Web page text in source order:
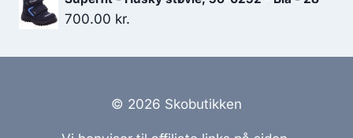
700.00 kr.
© 2026 Skobutikken